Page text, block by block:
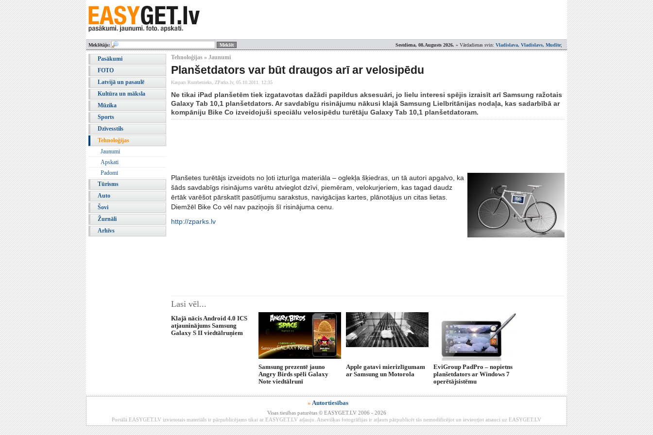
Sestdiena, 08.Augusts 2026. » Vārdadienas svin: Vladislava, Vladislavs, Mudīte;
Meklētājs:
Pasākumi
FOTO
Latvijā un pasaulē
Kultūra un māksla
Mūzika
Sports
Dzīvesstils
Tehnoloģijas
Jaunumi
Apskati
Padomi
Tūrisms
Auto
Šovi
Žurnāli
Arhīvs
Tehnoloģijas » Jaunumi
Planšetdators var būt draugos arī ar velosipēdu
Kaspars Rumbenieks, ZParks.lv, 05.10.2011. 12:35
Ne tikai iPad planšetēm tiek izgatavotas dažādi papildus aksesuāri, jo lielu interesi spējis izraisīt arī Samsung ražotais
Galaxy Tab 10,1 planšetdators. Ar savdabīgu risinājumu nākusi klajā Samsung Lielbritānijas nodaļa, kas sadarbībā ar
kompāniju Bike Co izveidojuši speciālu velosipēdu turētāju Galaxy Tab 10,1 planšetdatoram.
Planšetes turētājs izveidots no ļoti izturīga materiāla – oglekļa šķiedras, un tā autori apgalvo, ka
šāds savdabīgs risinājums varētu atvieglot dzīvi, piemēram, velokurjeriem, kas tagad daudz
ērtāk varēšot pārskatīt pasūtījumu sarakstus, navigācijas kartes, plānotājus un citas lietas.
Diemžēl Bike Co vēl nav paziņojis šī risinājuma cenu.
http://zparks.lv
Lasi vēl...
Klajā nācis Android 4.0 ICS
atjauninājums Samsung
Galaxy S II viedtālruņiem
Samsung prezentē jauno
Angry Birds spēli Galaxy
Note viedtālrunī
Apple gatavi mierizlīgumam
ar Samsung un Motorola
EviGroup PadPro – nopietns
planšetdators ar Windows 7
operētājsistēmu
» Autortiesības
Visas tiesības paturētas © EASYGET.LV 2006 - 2026
Portālā EASYGET.LV izvietotais materiāls ir pārpublicējams tikai ar EASYGET.LV atļauju. Atsevišķas fotogrāfijas ir atļauts pārpublicēt tās nemodificējot un ievieotjot atsauci uz EASYGET.LV